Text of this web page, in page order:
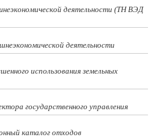
деятельности (ТН ВЭД
деятельности
использования земельных
государственного управления
каталог отходов